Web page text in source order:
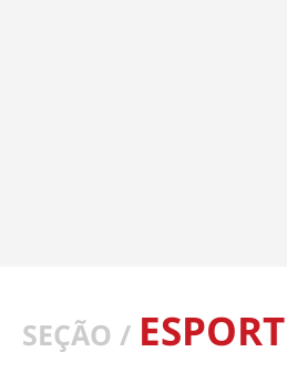
SEÇÃO /